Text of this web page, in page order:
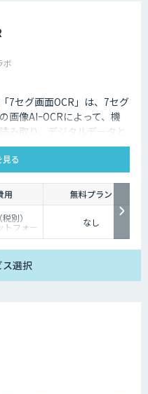
ボ
7セグ画面OCR」は、7セグ
画像AIｰOCRによって、機
み取り、デジタルデータと
る
用
無料プラン
別）
フォー
ューニン
なし
ス選択